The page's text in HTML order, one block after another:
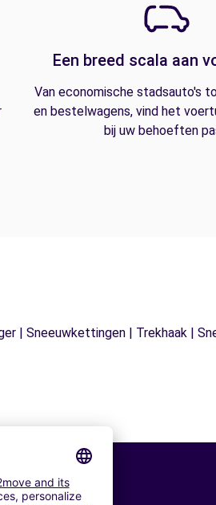
Een breed scala aan
Van economische stadsauto's
en bestelwagens, vind het
bij uw behoeften
| Sneeuwkettingen | Trekhaak |